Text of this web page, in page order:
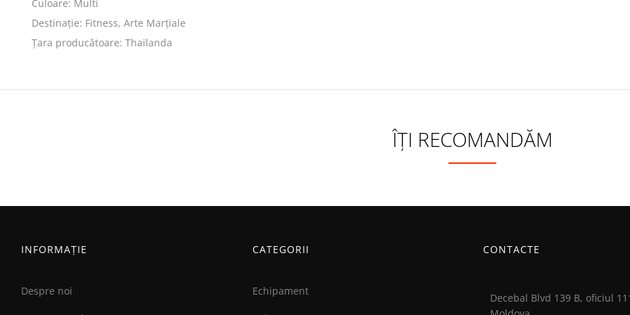
Culoare: Multi
Destinație: Fitness, Arte Marțiale
Țara producătoare: Thailanda
ÎȚI RECOMANDĂM